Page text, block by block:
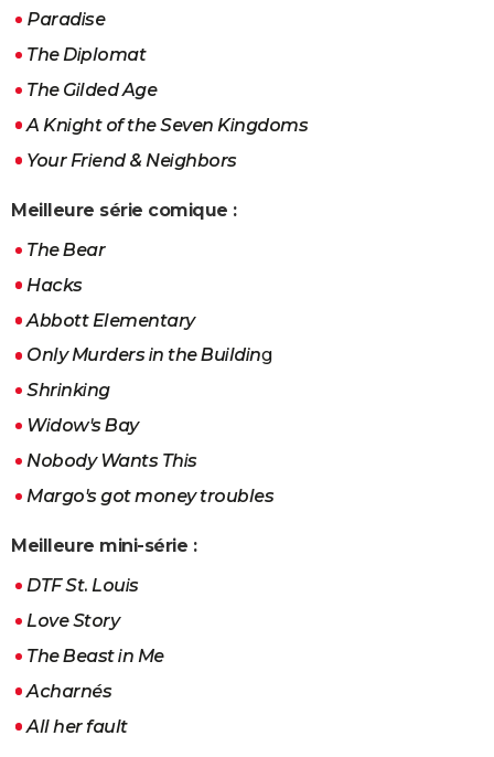
Paradise
The Diplomat
The Gilded Age
A Knight of the Seven Kingdoms
Your Friend & Neighbors
Meilleure série comique :
The Bear
Hacks
Abbott Elementary
Only Murders in the Building
Shrinking
Widow's Bay
Nobody Wants This
Margo's got money troubles
Meilleure mini-série :
DTF St. Louis
Love Story
The Beast in Me
Acharnés
All her fault